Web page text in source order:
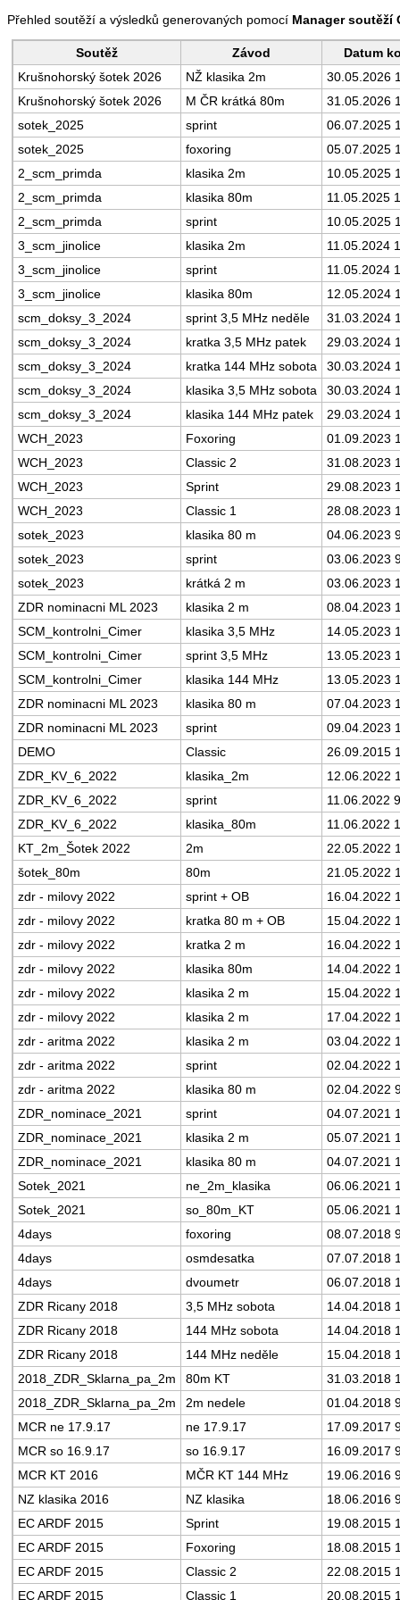
Přehled soutěží a výsledků generovaných pomocí Manager soutěží
Soutěž Závod
Datum
Krušnohorský šotek 2026
NŽ klasika 2m
30.05.2026
Krušnohorský šotek 2026
M ČR krátká 80m
31.05.2026
sotek_2025
sprint
06.07.2025
sotek_2025
foxoring
05.07.2025
2_scm_primda
klasika 2m
10.05.2025
2_scm_primda
klasika 80m
11.05.2025
2_scm_primda
sprint
10.05.2025
3_scm_jinolice
klasika 2m
11.05.2024
3_scm_jinolice
sprint
11.05.2024
3_scm_jinolice
klasika 80m
12.05.2024
scm_doksy_3_2024
sprint 3,5 MHz neděle
31.03.2024
scm_doksy_3_2024
kratka 3,5 MHz patek
29.03.2024
scm_doksy_3_2024
kratka 144 MHz sobota
30.03.2024
scm_doksy_3_2024
klasika 3,5 MHz sobota
30.03.2024
scm_doksy_3_2024
klasika 144 MHz patek
29.03.2024
WCH_2023
Foxoring
01.09.2023
WCH_2023
Classic 2
31.08.2023
WCH_2023
Sprint
29.08.2023
WCH_2023
Classic 1
28.08.2023
sotek_2023
klasika 80 m
04.06.2023
sotek_2023
sprint
03.06.2023
sotek_2023
krátká 2 m
03.06.2023
ZDR nominacni ML 2023
klasika 2 m
08.04.2023
SCM_kontrolni_Cimer
klasika 3,5 MHz
14.05.2023
SCM_kontrolni_Cimer
sprint 3,5 MHz
13.05.2023
SCM_kontrolni_Cimer
klasika 144 MHz
13.05.2023
ZDR nominacni ML 2023
klasika 80 m
07.04.2023
ZDR nominacni ML 2023
sprint
09.04.2023
DEMO
Classic
26.09.2015
ZDR_KV_6_2022
klasika_2m
12.06.2022
ZDR_KV_6_2022
sprint
11.06.2022
ZDR_KV_6_2022
klasika_80m
11.06.2022
KT_2m_Šotek 2022
2m
22.05.2022
šotek_80m
80m
21.05.2022
zdr - milovy 2022
sprint + OB
16.04.2022
zdr - milovy 2022
kratka 80 m + OB
15.04.2022
zdr - milovy 2022
kratka 2 m
16.04.2022
zdr - milovy 2022
klasika 80m
14.04.2022
zdr - milovy 2022
klasika 2 m
15.04.2022
zdr - milovy 2022
klasika 2 m
17.04.2022
zdr - aritma 2022
klasika 2 m
03.04.2022
zdr - aritma 2022
sprint
02.04.2022
zdr - aritma 2022
klasika 80 m
02.04.2022
ZDR_nominace_2021
sprint
04.07.2021
ZDR_nominace_2021
klasika 2 m
05.07.2021
ZDR_nominace_2021
klasika 80 m
04.07.2021
Sotek_2021
ne_2m_klasika
06.06.2021
Sotek_2021
so_80m_KT
05.06.2021
4days
foxoring
08.07.2018
4days
osmdesatka
07.07.2018
4days
dvoumetr
06.07.2018
ZDR Ricany 2018
3,5 MHz sobota
14.04.2018
ZDR Ricany 2018
144 MHz sobota
14.04.2018
ZDR Ricany 2018
144 MHz neděle
15.04.2018
2018_ZDR_Sklarna_pa_2m
80m KT
31.03.2018
2018_ZDR_Sklarna_pa_2m
2m nedele
01.04.2018
MCR ne 17.9.17
ne 17.9.17
17.09.2017
MCR so 16.9.17
so 16.9.17
16.09.2017
MCR KT 2016
MČR KT 144 MHz
19.06.2016
NZ klasika 2016
NZ klasika
18.06.2016
EC ARDF 2015
Sprint
19.08.2015
EC ARDF 2015
Foxoring
18.08.2015
EC ARDF 2015
Classic 2
22.08.2015
EC ARDF 2015
Classic 1 20.08.2015